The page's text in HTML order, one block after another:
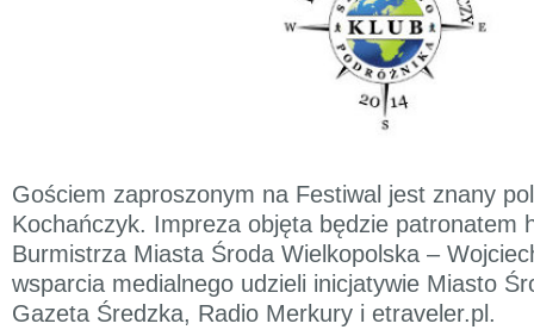
Gościem zaproszonym na Festiwal jest znany
Kochańczyk. Impreza objęta będzie patronatem
Burmistrza Miasta Środa Wielkopolska –
wsparcia medialnego udzieli inicjatywie Miasto
Gazeta Średzka, Radio Merkury i etraveler.pl.